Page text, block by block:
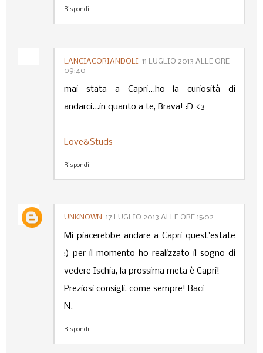
Rispondi
LANCIACORIANDOLI 11 LUGLIO 2013 ALLE ORE
09:40
mai stata a Capri...ho la curiosità di
andarci...in quanto a te, Brava! :D <3
Love&Studs
Rispondi
UNKNOWN 17 LUGLIO 2013 ALLE ORE 15:02
Mi piacerebbe andare a Capri quest'estate
:) per il momento ho realizzato il sogno di
vedere Ischia, la prossima meta è Capri!
Preziosi consigli, come sempre! Baci
N.
Rispondi